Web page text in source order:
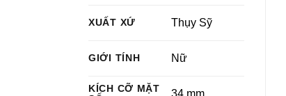
XUẤT XỨ Thụy Sỹ
GIỚI TÍNH Nữ
KÍCH CỠ MẶT
34 mm